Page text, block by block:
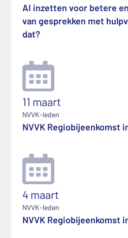
AI inzetten voor betere
van gesprekken met
dat?
11 maart
NVVK-leden
NVVK Regiobijeenkomst
4 maart
NVVK-leden
NVVK Regiobijeenkomst